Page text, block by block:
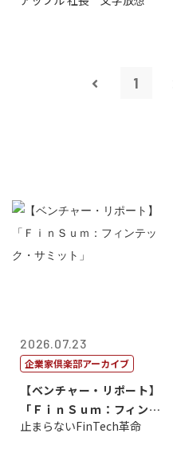
1
2026.07.23
企業家倶楽部アーカイブ
【ベンチャー・リポート】
「ＦｉｎＳｕｍ：フィンテ
ック・サミッ...
止まらないFinTech革命